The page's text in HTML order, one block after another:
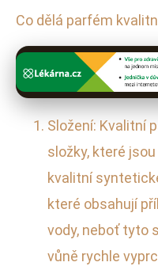
Co dělá parfém
Složení: Kvalitní
složky, které
kvalitní
které obsahují
vody, neboť tyto
vůně rychle